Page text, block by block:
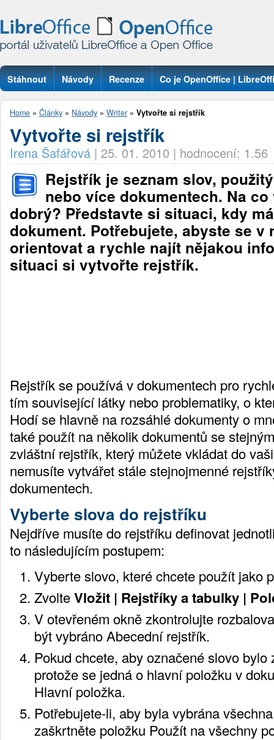
Stáhnout Návody Recenze Co je OpenOffice |
Otázky
Home » Články » Návody » Writer » Vytvořte si rejstřík
Vytvořte si rejstřík
Irena Šafářová | 25. 01. 2010 | hodnocení: 1.56
Rejstřík je seznam slov,
nebo více dokumentech. Na
dobrý? Představte si situaci, kdy
dokument. Potřebujete, abyste se v
orientovat a rychle najít nějakou
situaci si vytvořte rejstřík.
Rejstřík se používá v dokumentech pro
tím související látky nebo problematiky, o
Hodí se hlavně na rozsáhlé dokumenty o
také použít na několik dokumentů se
zvláštní rejstřík, který můžete vkládat do
nemusíte vytvářet stále stejnojmenné
dokumentech.
Vyberte slova do rejstříku
Nejdříve musíte do rejstříku definovat
to následujícím postupem:
Vyberte slovo, které chcete použít jako
ZvolteVložit | Rejstříky a tabulky |
V otevřeném okně zkontrolujte
být vybráno Abecední rejstřík.
Pokud chcete, aby označené slovo bylo
protože se jedná o hlavní položku v
Hlavní položka.
Potřebujete-li, aby byla vybrána
zaškrtněte položku Použít na všechny